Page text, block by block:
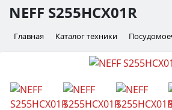
NEFF S255HCX01R
Главная Каталог техники